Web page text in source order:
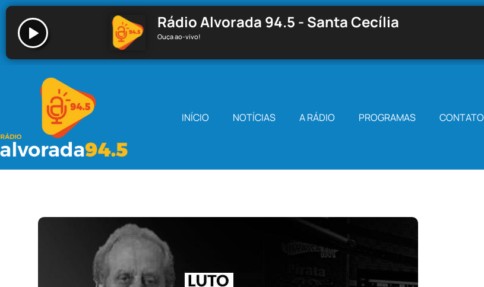
Rádio Alvorada 94.5 - Santa Cecília
Ouça ao-vivo!
Rádio Alvorada 94.5 - Santa Cecília
INÍCIO NOTÍCIAS A RÁDIO PROGRAMAS CONTATO